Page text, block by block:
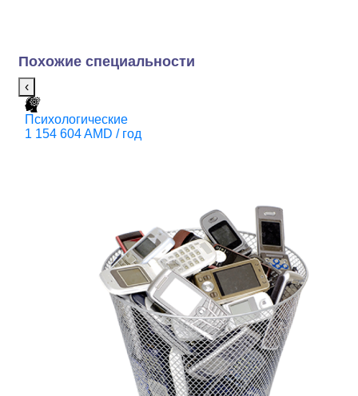
Похожие специальности
‹
Психологические
1 154 604 AMD / год